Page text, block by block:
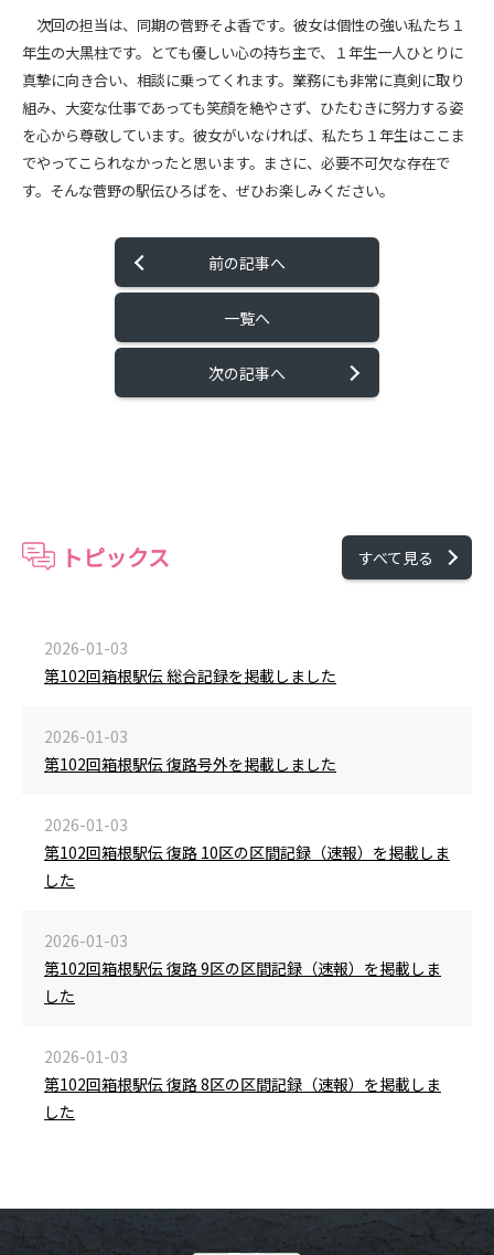
次回の担当は、同期の菅野そよ香です。彼女は個性の強い私たち１
年生の大黒柱です。とても優しい心の持ち主で、１年生一人ひとりに
真摯に向き合い、相談に乗ってくれます。業務にも非常に真剣に取り
組み、大変な仕事であっても笑顔を絶やさず、ひたむきに努力する姿
を心から尊敬しています。彼女がいなければ、私たち１年生はここま
でやってこられなかったと思います。まさに、必要不可欠な存在で
す。そんな菅野の駅伝ひろばを、ぜひお楽しみください。
前の記事へ
一覧へ
次の記事へ
トピックス すべて見る
2026-01-03
第102回箱根駅伝 総合記録を掲載しました
2026-01-03
第102回箱根駅伝 復路号外を掲載しました
2026-01-03
第102回箱根駅伝 復路 10区の区間記録（速報）を掲載しま
した
2026-01-03
第102回箱根駅伝 復路 9区の区間記録（速報）を掲載しま
した
2026-01-03
第102回箱根駅伝 復路 8区の区間記録（速報）を掲載しま
した